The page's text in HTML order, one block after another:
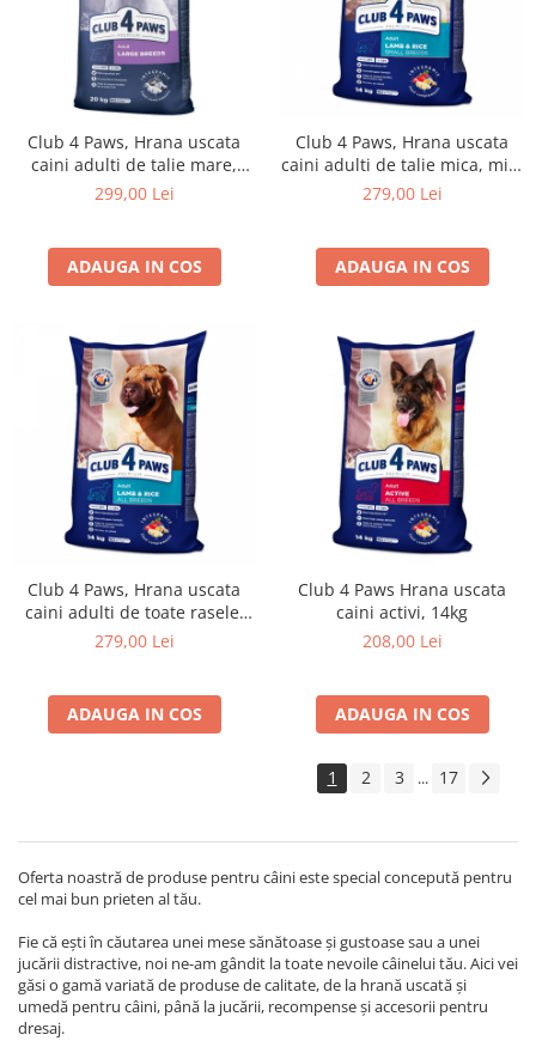
Club 4 Paws, Hrana uscata
caini adulti de talie mare,
20kg
299,00 Lei
ADAUGA IN COS
Club 4 Paws, Hrana uscata
caini adulti de talie mica, miel
si orez, 14kg
279,00 Lei
ADAUGA IN COS
Club 4 Paws, Hrana uscata
caini adulti de toate rasele,
formula hipoalergenica, miel
279,00 Lei
ADAUGA IN COS
Club 4 Paws Hrana uscata
caini activi, 14kg
208,00 Lei
ADAUGA IN COS
1 2 3 ... 17
Oferta noastră de produse pentru câini este special concepută pentru
cel mai bun prieten al tău.
Fie că ești în căutarea unei mese sănătoase și gustoase sau a unei
jucării distractive, noi ne-am gândit la toate nevoile câinelui tău. Aici vei
găsi o gamă variată de produse de calitate, de la hrană uscată și
umedă pentru câini, până la jucării, recompense și accesorii pentru
dresaj.